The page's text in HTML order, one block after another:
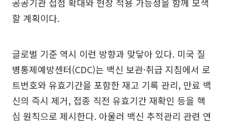
할 계획이다.
글로벌 기준 역시 이런 방향과 맞닿아 있다. 미국 질
병통제예방센터(CDC)는 백신 보관·취급 지침에서 로
트번호와 유효기간을 포함한 재고 기록 관리, 만료 백
신의 즉시 제거, 접종 직전 유효기간 재확인 등을 핵
심 원칙으로 제시한다. 아울러 백신 추적관리 관련 연